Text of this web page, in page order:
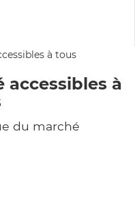
accessibles à
du marché